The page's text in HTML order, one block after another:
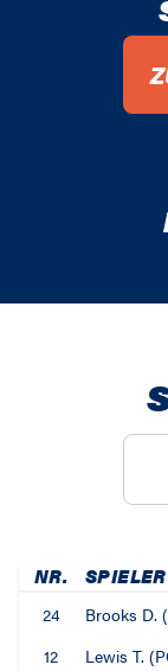
NR. SPIELER
24 Brooks D.
12
Lewis T.